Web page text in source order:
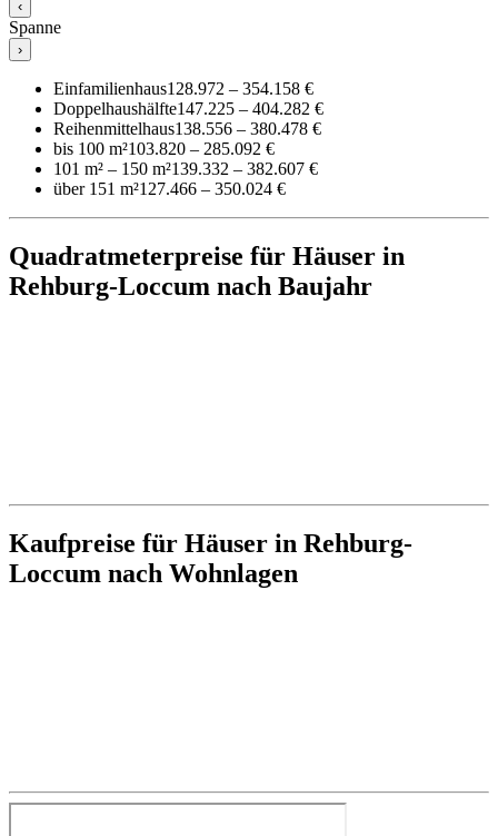
‹
Spanne
›
Einfamilienhaus128.972 – 354.158 €
Doppelhaushälfte147.225 – 404.282 €
Reihenmittelhaus138.556 – 380.478 €
bis 100 m²103.820 – 285.092 €
101 m² – 150 m²139.332 – 382.607 €
über 151 m²127.466 – 350.024 €
Quadratmeterpreise für Häuser in
Rehburg-Loccum nach Baujahr
Kaufpreise für Häuser in Rehburg-
Loccum nach Wohnlagen